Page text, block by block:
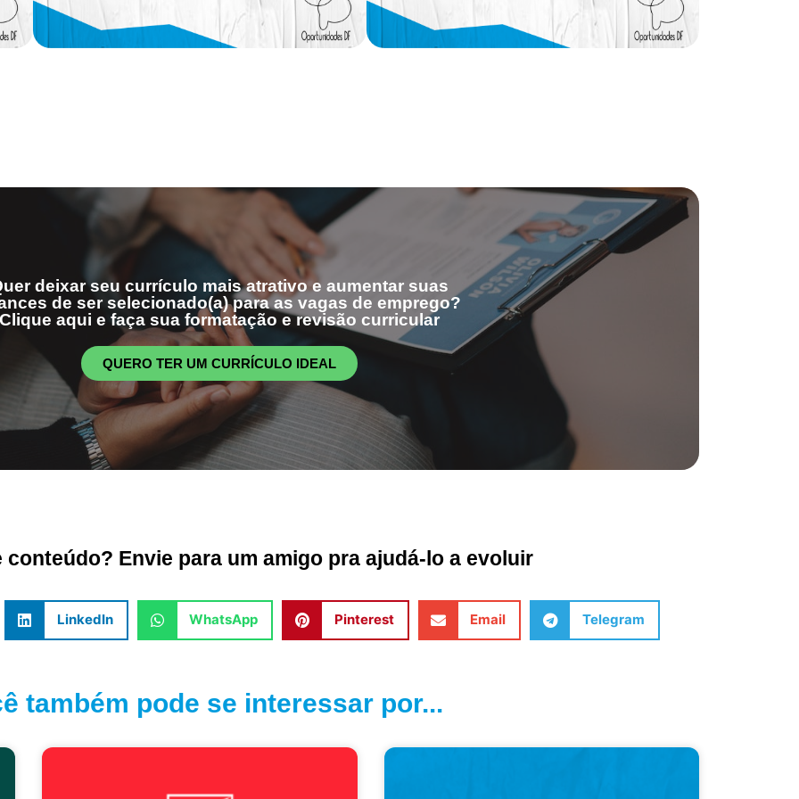
deixar seu currículo mais atrativo e aumentar suas
de ser selecionado(a) para as vagas de emprego?
aqui e faça sua formatação e revisão curricular
QUERO TER UM CURRÍCULO IDEAL
conteúdo? Envie para um amigo pra ajudá-lo a evoluir
LinkedIn WhatsApp Pinterest Email Telegram
também pode se interessar por...